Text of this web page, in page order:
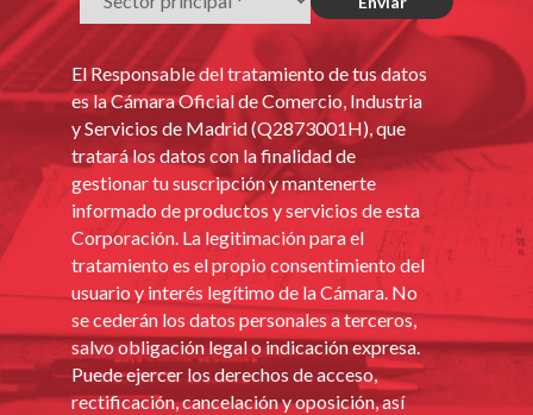
El Responsable del tratamiento de tus datos
es la Cámara Oficial de Comercio, Industria
y Servicios de Madrid (Q2873001H), que
tratará los datos con la finalidad de
gestionar tu suscripción y mantenerte
informado de productos y servicios de esta
Corporación. La legitimación para el
tratamiento es el propio consentimiento del
usuario y interés legítimo de la Cámara. No
se cederán los datos personales a terceros,
salvo obligación legal o indicación expresa.
Puede ejercer los derechos de acceso,
rectificación, cancelación y oposición, así